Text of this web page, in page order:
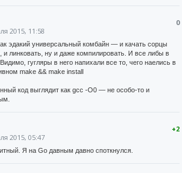
0
2015, 11:58
эдакий универсальный комбайн — и качать сорцы
и линковать, ну и даже компилировать. И все либы в
гугляры в него напихали все то, чего наелись в
make && make install
код выглядит как gcc -O0 — не особо-то и
+2
2015, 05:47
Я на Go давным давно споткнулся.